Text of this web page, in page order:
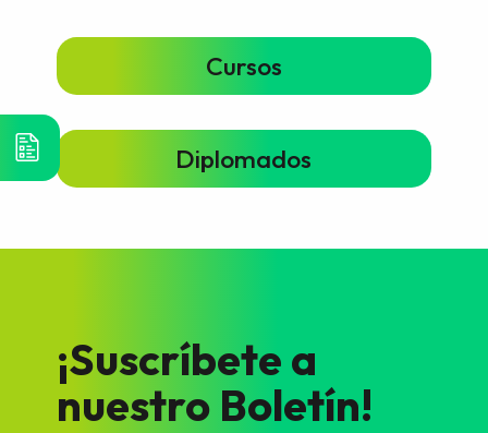
Cursos
Diplomados
¡Suscríbete a
nuestro Boletín!